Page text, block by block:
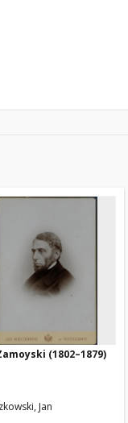
(1802–1879)
Jan